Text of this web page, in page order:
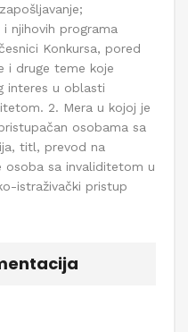
njihovih programa
Konkursa, pored
i druge teme koje
interes u oblasti
2. Mera u kojoj je
osobama sa
titl, prevod na
osoba sa invaliditetom u
istraživački pristup